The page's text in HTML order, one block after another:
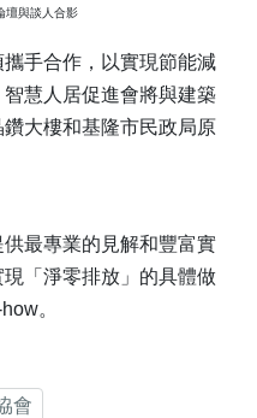
壇與談人合影
手合作，以實現節能減
慧人居促進會將與建築
大樓和基隆市民政局原
最專業的見解和豐富實
「淨零排放」的具體做
。
會